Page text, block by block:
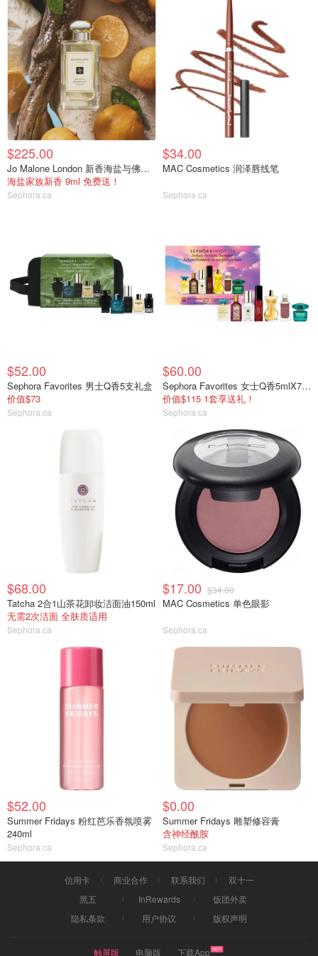
$225.00
Jo Malone London 新香海盐与佛手柑
海盐家族新香 9ml 免费送！
Sephora.ca
$34.00
MAC Cosmetics 润泽唇线笔
Sephora.ca
$52.00
Sephora Favorites 男士Q香5支礼盒
价值$73
Sephora.ca
$60.00
Sephora Favorites 女士Q香5mlX7支礼盒
价值$115 1套享送礼！
Sephora.ca
$68.00
Tatcha 2合1山茶花卸妆洁面油150ml
无需2次洁面 全肤质适用
Sephora.ca
$17.00 $34.00
MAC Cosmetics 单色眼影
Sephora.ca
$52.00
Summer Fridays 粉红芭乐香氛喷雾
240ml
Sephora.ca
$0.00
Summer Fridays 雕塑修容膏
含神经酰胺
Sephora.ca
信用卡 商业合作 联系我们
双十一
黑五
InRewards
饭团外卖
隐私条款
用户协议 版权声明
触屏版 电脑版 下载App